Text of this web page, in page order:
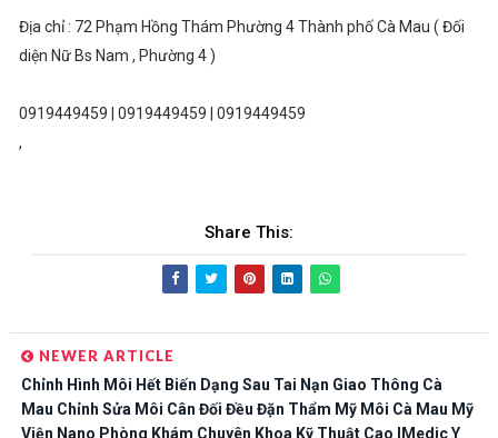
Địa chỉ : 72 Phạm Hồng Thám Phường 4 Thành phố Cà Mau ( Đối
diện Nữ Bs Nam , Phường 4 )
0919449459 | 0919449459 | 0919449459
,
Share This:
NEWER ARTICLE
Chỉnh Hình Môi Hết Biến Dạng Sau Tai Nạn Giao Thông Cà
Mau Chỉnh Sửa Môi Cân Đối Đều Đặn Thẩm Mỹ Môi Cà Mau Mỹ
Viện Nano Phòng Khám Chuyên Khoa Kỹ Thuật Cao IMedic Y